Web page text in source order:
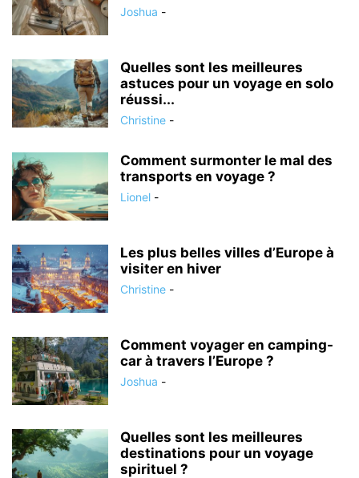
Joshua -
Quelles sont les meilleures
astuces pour un voyage en solo
réussi...
Christine -
Comment surmonter le mal des
transports en voyage ?
Lionel -
Les plus belles villes d’Europe à
visiter en hiver
Christine -
Comment voyager en camping-
car à travers l’Europe ?
Joshua -
Quelles sont les meilleures
destinations pour un voyage
spirituel ?